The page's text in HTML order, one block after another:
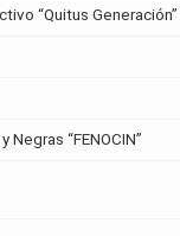
“Quitus Generación”
“FENOCIN”